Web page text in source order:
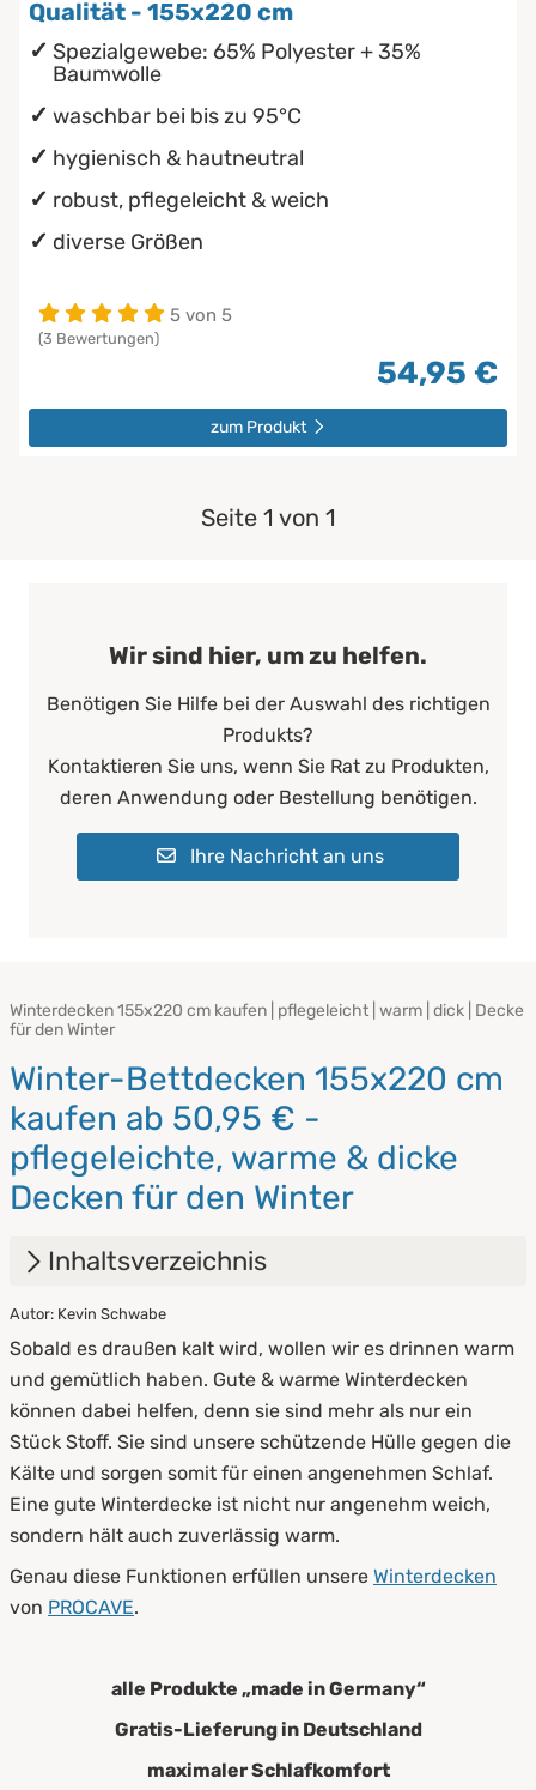
Qualität - 155x220 cm
Spezialgewebe: 65% Polyester + 35%
Baumwolle
waschbar bei bis zu 95°C
hygienisch & hautneutral
robust, pflegeleicht & weich
diverse Größen
5 von 5
(3 Bewertungen)
54,95 €
zum Produkt
Seite 1 von 1
Wir sind hier, um zu helfen.
Benötigen Sie Hilfe bei der Auswahl des richtigen
Produkts?
Kontaktieren Sie uns, wenn Sie Rat zu Produkten,
deren Anwendung oder Bestellung benötigen.
Ihre Nachricht an uns
Winterdecken 155x220 cm kaufen | pflegeleicht | warm | dick | Decke
für den Winter
Winter-Bettdecken 155x220 cm
kaufen ab 50,95 € -
pflegeleichte, warme & dicke
Decken für den Winter
Inhaltsverzeichnis
1. Eigenschaften von Winterdecken
2. Größen von Winterdecken
3. Was ist das beste Material?
Autor: Kevin Schwabe
Sobald es draußen kalt wird, wollen wir es drinnen warm
und gemütlich haben. Gute & warme Winterdecken
können dabei helfen, denn sie sind mehr als nur ein
Stück Stoff. Sie sind unsere schützende Hülle gegen die
Kälte und sorgen somit für einen angenehmen Schlaf.
Eine gute Winterdecke ist nicht nur angenehm weich,
sondern hält auch zuverlässig warm.
Genau diese Funktionen erfüllen unsere Winterdecken
von PROCAVE.
alle Produkte „made in Germany“
Gratis-Lieferung in Deutschland
maximaler Schlafkomfort